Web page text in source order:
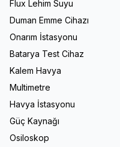
Flux Lehim Suyu
Duman Emme Cihazı
Onarım İstasyonu
Batarya Test Cihaz
Kalem Havya
Multimetre
Havya İstasyonu
Güç Kaynağı
Osiloskop